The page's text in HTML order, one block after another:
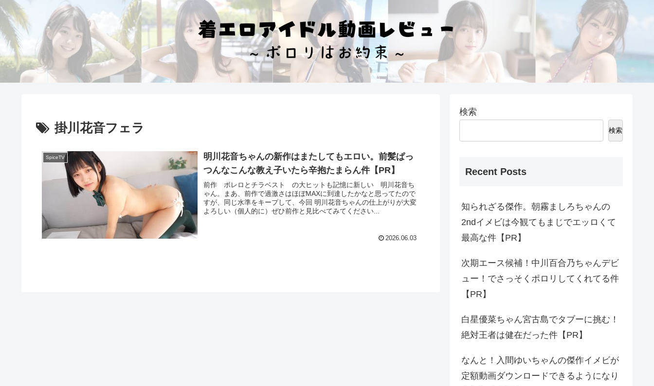
掛川花音フェラ
SpiceTV
明川花音ちゃんの新作はまたしてもエロい。前髪ぱっ
つんなこんな教え子いたら辛抱たまらん件【PR】
前作 ボレロとチラベスト の大ヒットも記憶に新しい 明川花音ち
ゃん。まあ、前作で過激さはほぼMAXに到達したかなと思ってたので
すが、同じ水準をキープして、今回 明川花音ちゃんの仕上がりが大変
よろしい（個人的に）ぜひ前作と見比べてみてください...
2026.06.03
検索
検索
Recent Posts
知られざる傑作。朝霧ましろちゃんの
2ndイメビは今観てもまじでエッロくて
最高な件【PR】
次期エース候補！中川百合乃ちゃんデビ
ュー！でさっそくポロリしてくれてる件
【PR】
白星優菜ちゃん宮古島でタブーに挑む！
絶対王者は健在だった件【PR】
なんと！入間ゆいちゃんの傑作イメビが
定額動画ダウンロードできるようになり